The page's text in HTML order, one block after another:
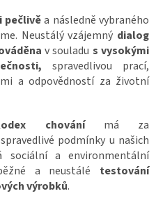
pečlivěa následně vybraného
Neustálý vzájemný dialog
v souladu s vysokými
spravedlivou prací,
a odpovědností za životní
chovánímá za
podmínky u našich
sociální a environmentální
a neustálé testování
výrobků.